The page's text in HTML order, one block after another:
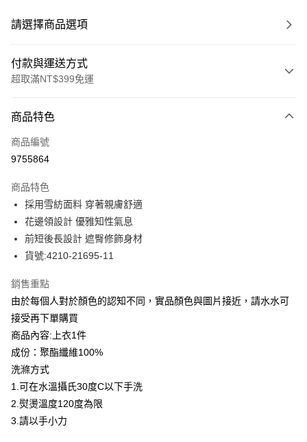
請選擇商品選項
付款與運送方式
超取滿NT$399免運
信用卡一次付款
信用卡分期付款
合作金庫商業銀行
華南商業銀行
上海商業儲蓄銀行
國泰世華商業銀行
臺灣中小企業銀行
聯邦商業銀行
元大商業銀行
永豐商業銀行
台新國際商業銀行
台灣樂天信用卡公司
LINE Pay
Apple Pay
街口支付
全盈+PAY
ATM付款
貨到付款
運送方式
付款後全家取貨
每筆NT$80，滿NT$399(含以上)免運費
商品特色
商品編號
9755864
商品特色
採用雪紡面料 穿著親膚舒適
花邊領設計 優雅知性氣息
前短後長設計 遮臀修飾身材
貨號:4210-21695-11
銷售重點
由於每個人對於顏色的認知不同，實品顏色與圖片接近，請水水可
接受再下單購買
商品內容:上衣1件
成份：聚酯纖維100%
洗滌方式
1.可在水溫攝氏30度C以下手洗
2.熨燙溫度120度為限
3.請以手小力